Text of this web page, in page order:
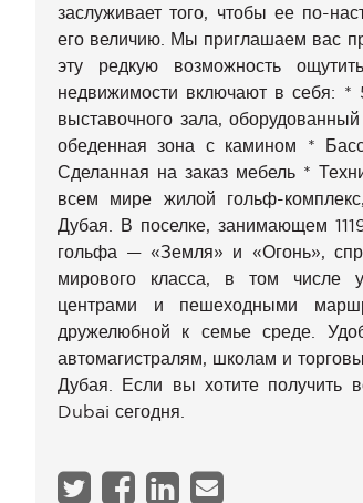
заслуживает того, чтобы ее по-
его величию. Мы приглашаем вас
эту редкую возможность
недвижимости включают в себя:
выставочного зала,
обеденная зона с камином *
Сделанная на заказ мебель *
всем мире жилой гольф-
Дубая. В поселке, занимающем
гольфа — «Земля» и «Огонь»,
мирового класса, в том числе
центрами и пешеходными
дружелюбной к семье среде.
автомагистралям, школам и
Дубая. Если вы хотите получить
Dubai сегодня.